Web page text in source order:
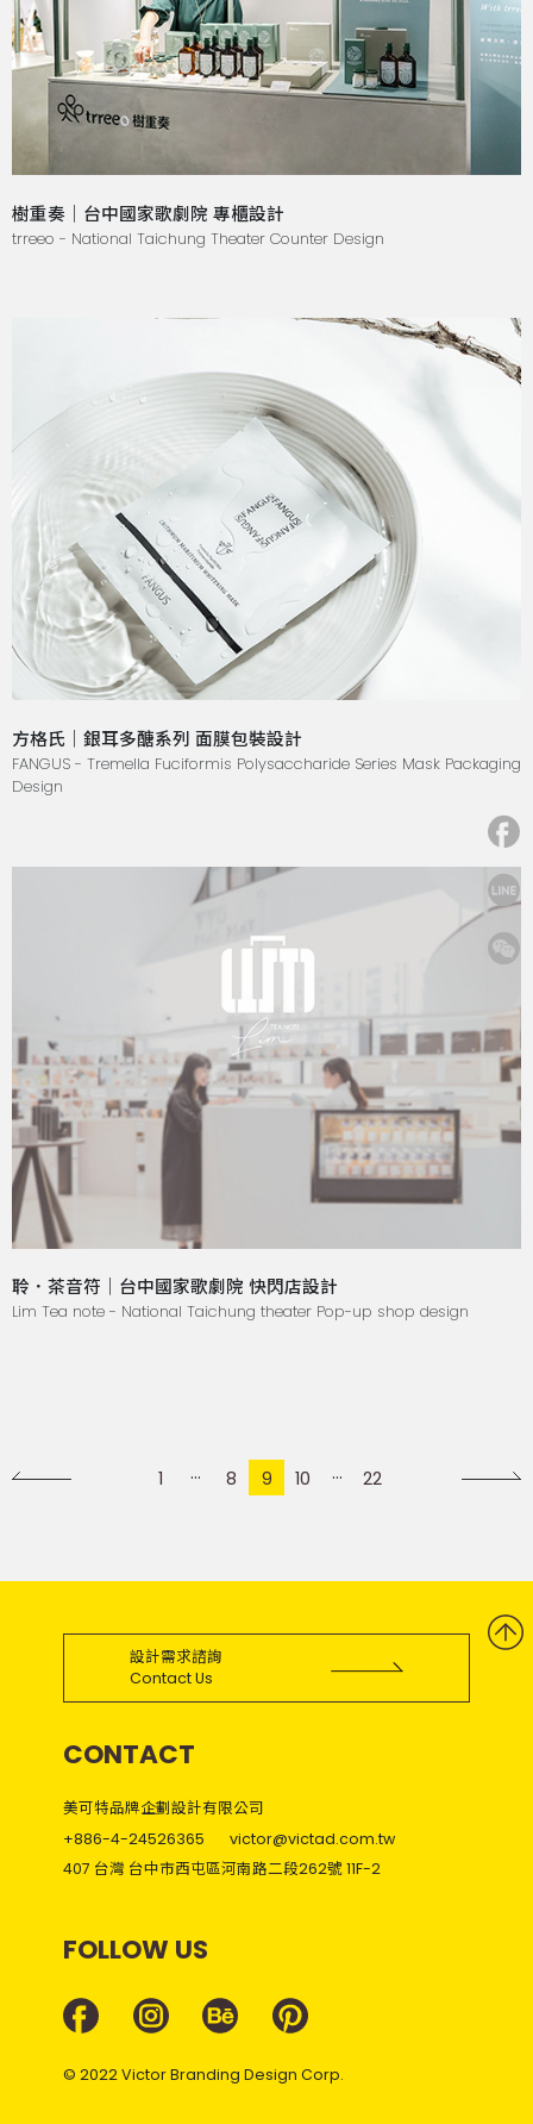
樹重奏｜台中國家歌劇院 專櫃設計
trreeo - National Taichung Theater Counter Design
方格氏｜銀耳多醣系列 面膜包裝設計
FANGUS - Tremella Fuciformis Polysaccharide Series Mask Packaging
Design
聆．茶音符｜台中國家歌劇院 快閃店設計
Lim Tea note - National Taichung theater Pop-up shop design
1 8 9 10 22
設計需求諮詢
Contact Us
CONTACT
美可特品牌企劃設計有限公司
+886-4-24526365
victor@victad.com.tw
407 台灣 台中市西屯區河南路二段262號 11F-2
FOLLOW US
© 2022 Victor Branding Design Corp.